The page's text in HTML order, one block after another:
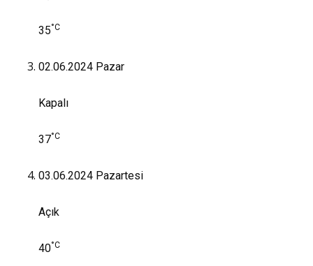
35°C
02.06.2024 Pazar
Kapalı
37°C
03.06.2024 Pazartesi
Açık
40°C